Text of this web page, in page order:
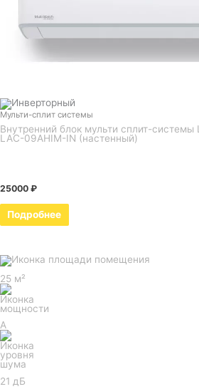
Мульти-сплит системы
Внутренний блок мульти сплит-
LAC-09AHIM-IN (настенный)
25000 ₽
Подробнее
25 м²
A
21 дБ